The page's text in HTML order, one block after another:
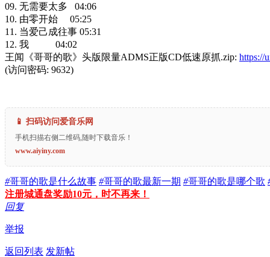
09. 无需要太多 04:06
10. 由零开始 05:25
11. 当爱己成往事 05:31
12. 我 04:02
王闻《哥哥的歌》头版限量ADMS正版CD低速原抓.zip: https://
(访问密码: 9632)
📱 扫码访问爱音乐网
手机扫描右侧二维码,随时下载音乐！
www.aiyiny.com
#哥哥的歌是什么故事 #哥哥的歌最新一期 #哥哥的歌是哪个歌
注册城通盘奖励10元，时不再来！
回复
举报
返回列表 发新帖